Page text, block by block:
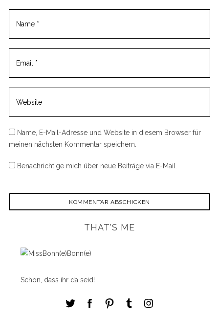
Name, E-Mail-Adresse und Website in diesem Browser für
meinen nächsten Kommentar speichern.
Benachrichtige mich über neue Beiträge via E-Mail.
THAT'S ME
Schön, dass ihr da seid!